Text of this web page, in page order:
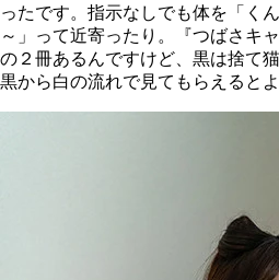
ったです。指示なしでも体を「く
～」って近寄ったり。『つばさキ
の２冊あるんですけど、黒は捨て
黒から白の流れで見てもらえると